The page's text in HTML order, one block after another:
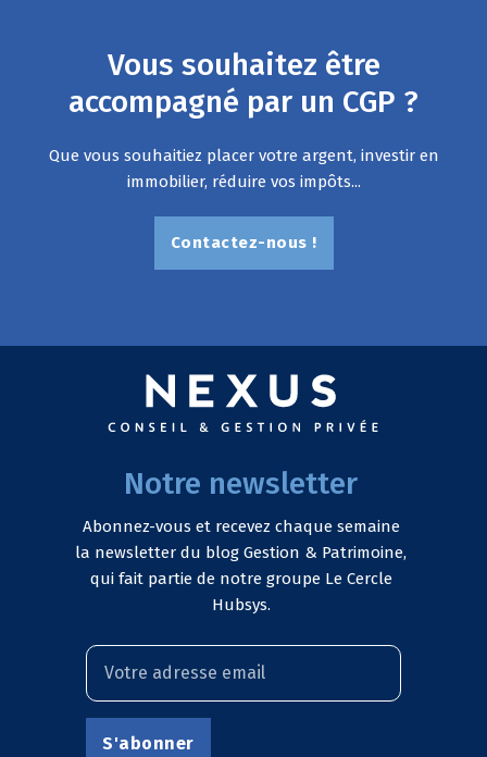
Vous souhaitez être
accompagné par un CGP ?
Que vous souhaitiez placer votre argent, investir en
immobilier, réduire vos impôts...
Contactez-nous !
Notre newsletter
Abonnez-vous et recevez chaque semaine
la newsletter du blog Gestion & Patrimoine,
qui fait partie de notre groupe Le Cercle
Hubsys.